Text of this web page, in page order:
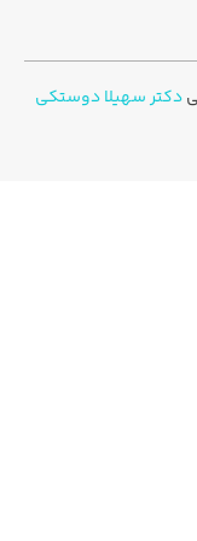
سهیلا دوستکی